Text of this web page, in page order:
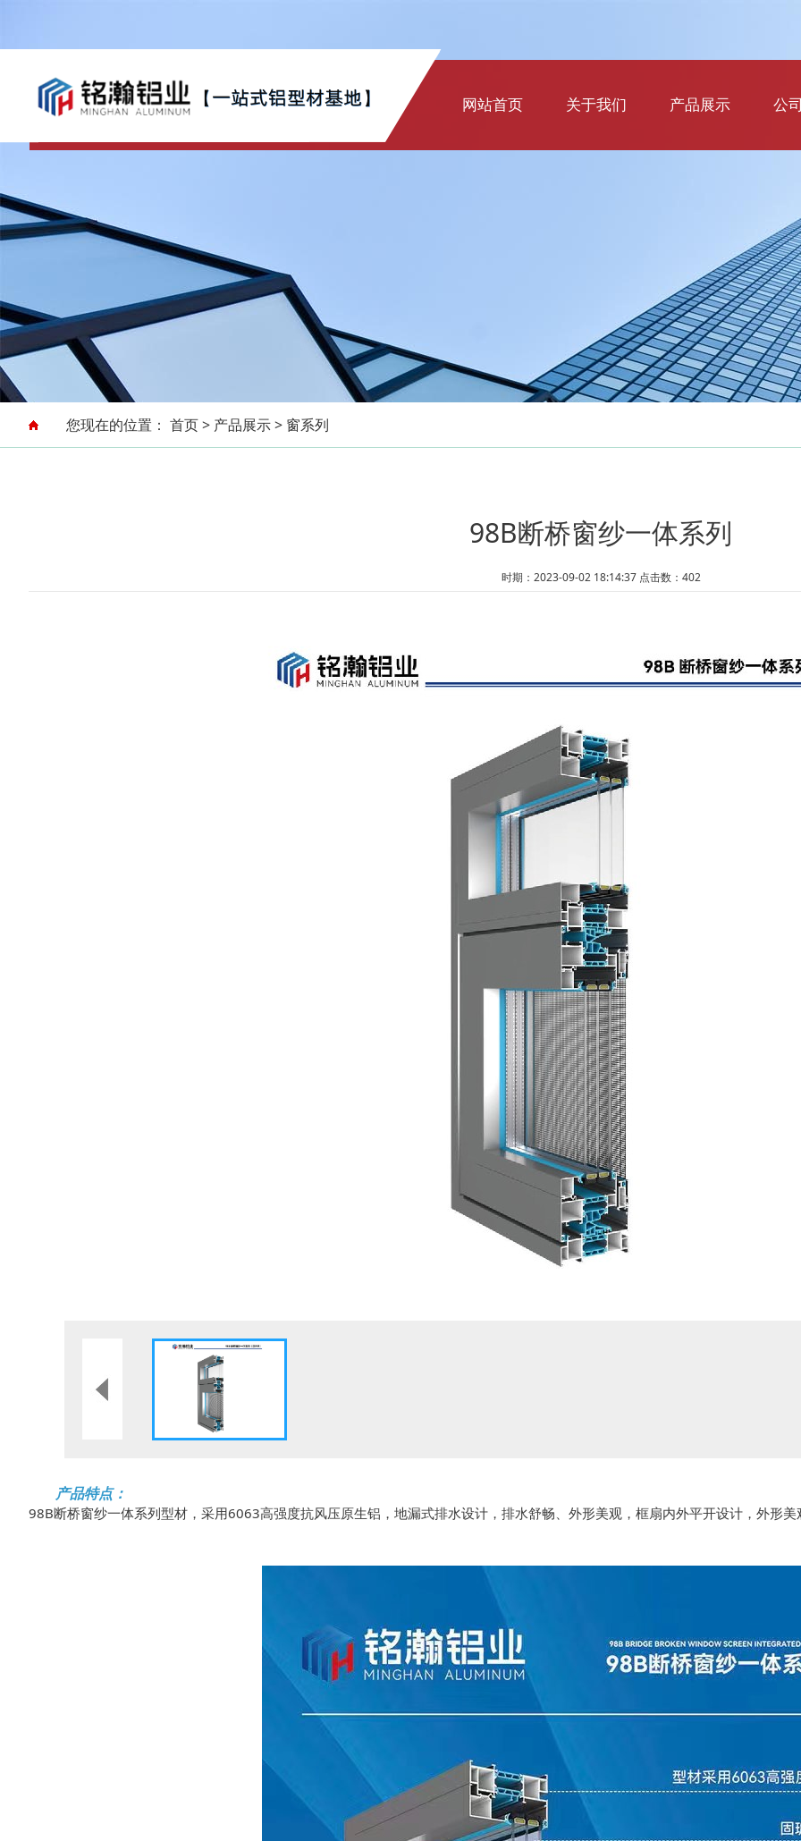
网站首页 关于我们 产品展示
装饰配件
公
您现在的位置： 首页> 产品展示> 窗系列
98B断桥窗纱一体系列
时期：2023-09-02 18:14:37 点击数： 402
产品特点：
98B断桥窗纱一体系列型材，采用6063高强度抗风压原生铝，地漏式排水设计，排水舒畅、外形美观，框扇内外平开设计，外形美